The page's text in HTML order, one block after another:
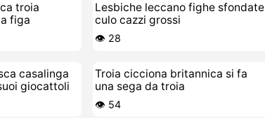
troia
figa
Lesbiche leccano fighe sfondate
culo cazzi grossi
👁️ 28
casalinga
giocattoli
Troia cicciona britannica si fa
una sega da troia
👁️ 54